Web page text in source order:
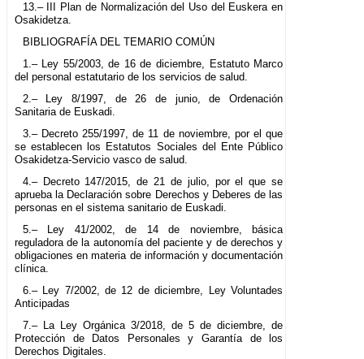
13.– III Plan de Normalización del Uso del Euskera en
Osakidetza.
BIBLIOGRAFÍA DEL TEMARIO COMÚN
1.– Ley 55/2003, de 16 de diciembre, Estatuto Marco
del personal estatutario de los servicios de salud.
2.– Ley 8/1997, de 26 de junio, de Ordenación
Sanitaria de Euskadi.
3.– Decreto 255/1997, de 11 de noviembre, por el que
se establecen los Estatutos Sociales del Ente Público
Osakidetza-Servicio vasco de salud.
4.– Decreto 147/2015, de 21 de julio, por el que se
aprueba la Declaración sobre Derechos y Deberes de las
personas en el sistema sanitario de Euskadi.
5.– Ley 41/2002, de 14 de noviembre, básica
reguladora de la autonomía del paciente y de derechos y
obligaciones en materia de información y documentación
clínica.
6.– Ley 7/2002, de 12 de diciembre, Ley Voluntades
Anticipadas
7.– La Ley Orgánica 3/2018, de 5 de diciembre, de
Protección de Datos Personales y Garantía de los
Derechos Digitales.